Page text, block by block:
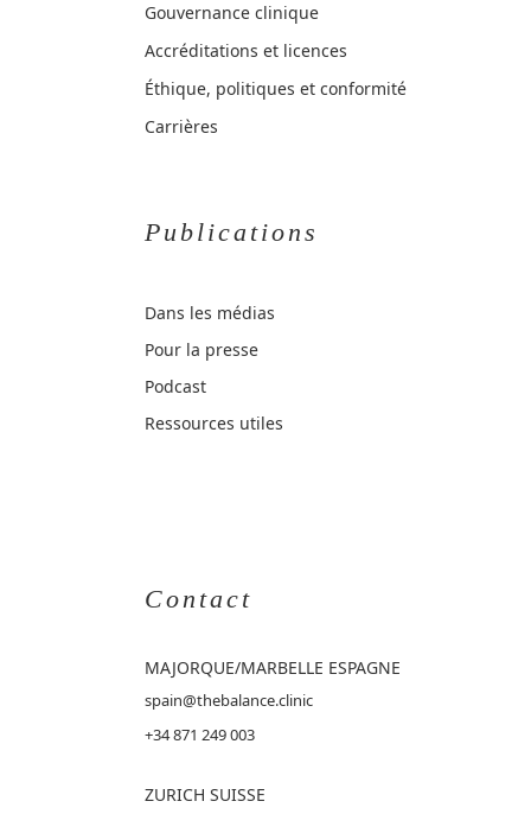
Gouvernance clinique
Accréditations et licences
Éthique, politiques et conformité
Carrières
Publications
Dans les médias
Pour la presse
Podcast
Ressources utiles
Contact
MAJORQUE/MARBELLE ESPAGNE
spain@thebalance.clinic
+34 871 249 003
ZURICH SUISSE